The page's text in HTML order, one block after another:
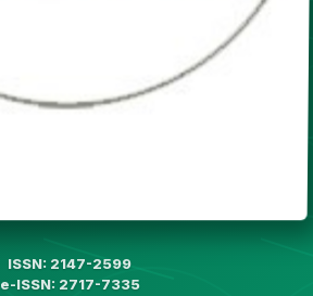
ISSN: 2147-2599
e-ISSN: 2717-7335